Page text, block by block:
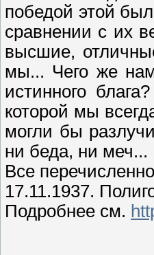
победой этой
сравнении с их
высшие,
мы... Чего же
истинного
которой мы
могли бы
ни беда, ни меч...
Все
17.11.1937.
Подробнее см.